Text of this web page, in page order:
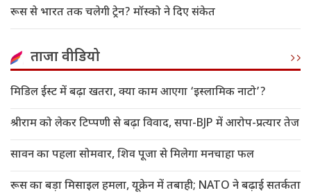
रूस से भारत तक चलेगी ट्रेन? मॉस्को ने दिए संकेत
ताजा वीडियो
मिडिल ईस्ट में बढ़ा खतरा, क्या काम आएगा ‘इस्लामिक नाटो’?
श्रीराम को लेकर टिप्पणी से बढ़ा विवाद, सपा-BJP में आरोप-प्रत्यार तेज
सावन का पहला सोमवार, शिव पूजा से मिलेगा मनचाहा फल
रूस का बड़ा मिसाइल हमला, यूक्रेन में तबाही; NATO ने बढ़ाई सतर्कता